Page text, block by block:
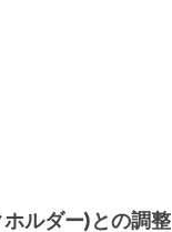
ルダー)との調整